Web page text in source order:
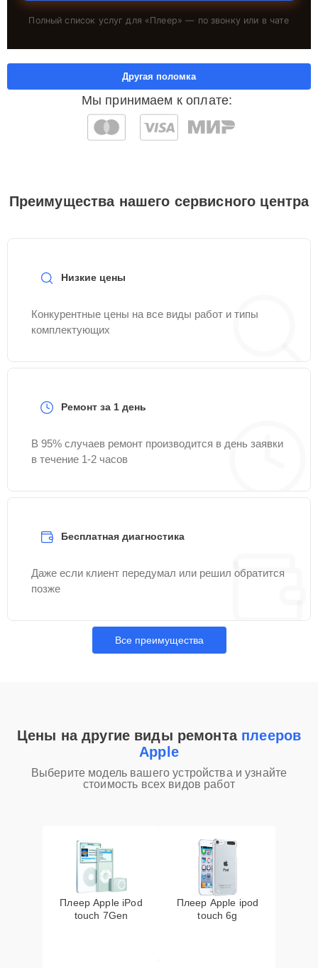
Полный список услуг для «Плеер» — по звонку или в чате
Мы принимаем к оплате:
Другая поломка
Преимущества нашего сервисного центра
Низкие цены
Конкурентные цены на все виды работ и типы
комплектующих
Ремонт за 1 день
В 95% случаев ремонт производится в день заявки
в течение 1-2 часов
Бесплатная диагностика
Даже если клиент передумал или решил обратится
позже
Все преимущества
Цены на другие виды ремонта плееров
Apple
Выберите модель вашего устройства и узнайте
стоимость всех видов работ
Плеер Apple iPod
touch 7Gen
Плеер Apple ipod
touch 6g